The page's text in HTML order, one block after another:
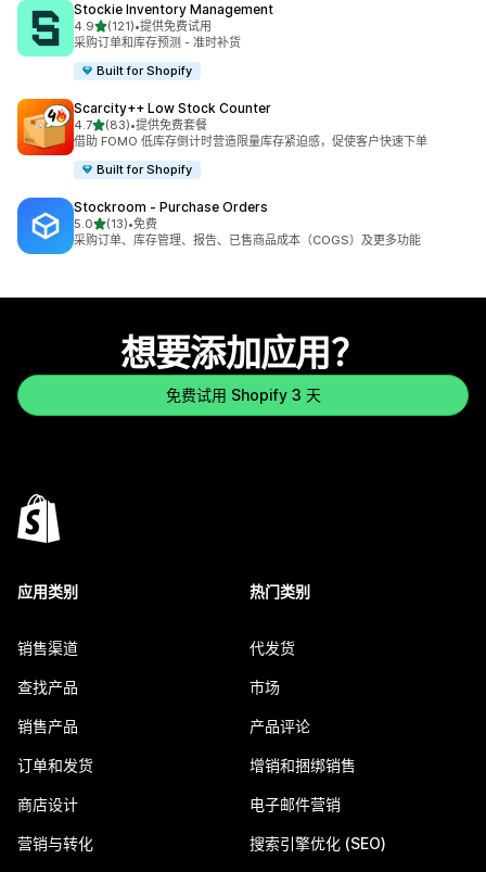
Stockie Inventory Management
4.9星（满分 5 星）
(121)
总共 121 条评论
•提供免费试用
采购订单和库存预测 - 准时补货
Built for Shopify
Scarcity++ Low Stock Counter
4.7星（满分 5 星）
(83)
总共 83 条评论
•提供免费套餐
借助 FOMO 低库存倒计时营造限量库存紧迫感，促使客户快速下单
Built for Shopify
Stockroom ‑ Purchase Orders
5.0星（满分 5 星）
(13)
总共 13 条评论
•免费
采购订单、库存管理、报告、已售商品成本（COGS）及更多功能
想要添加应用？
免费试用 Shopify 3 天
应用类别
销售渠道
查找产品
销售产品
订单和发货
商店设计
营销与转化
热门类别
代发货
市场
产品评论
增销和捆绑销售
电子邮件营销
搜索引擎优化 (SEO)